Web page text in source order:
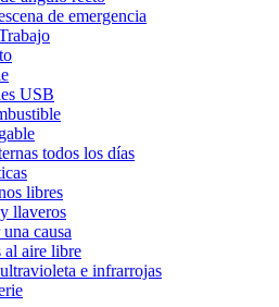
de emergencia
USB
todos los días
libres
llaveros
causa
al aire libre
e infrarrojas